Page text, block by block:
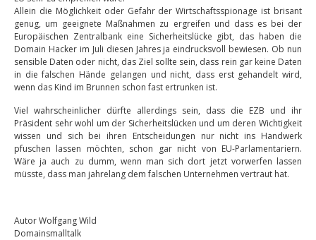
Allein die Möglichkeit oder Gefahr der Wirtschaftsspionage ist brisant
genug, um geeignete Maßnahmen zu ergreifen und dass es bei der
Europäischen Zentralbank eine Sicherheitslücke gibt, das haben die
Domain Hacker im Juli diesen Jahres ja eindrucksvoll bewiesen. Ob nun
sensible Daten oder nicht, das Ziel sollte sein, dass rein gar keine Daten
in die falschen Hände gelangen und nicht, dass erst gehandelt wird,
wenn das Kind im Brunnen schon fast ertrunken ist.
Viel wahrscheinlicher dürfte allerdings sein, dass die EZB und ihr
Präsident sehr wohl um der Sicherheitslücken und um deren Wichtigkeit
wissen und sich bei ihren Entscheidungen nur nicht ins Handwerk
pfuschen lassen möchten, schon gar nicht von EU-Parlamentariern.
Wäre ja auch zu dumm, wenn man sich dort jetzt vorwerfen lassen
müsste, dass man jahrelang dem falschen Unternehmen vertraut hat.
Autor Wolfgang Wild
Domainsmalltalk